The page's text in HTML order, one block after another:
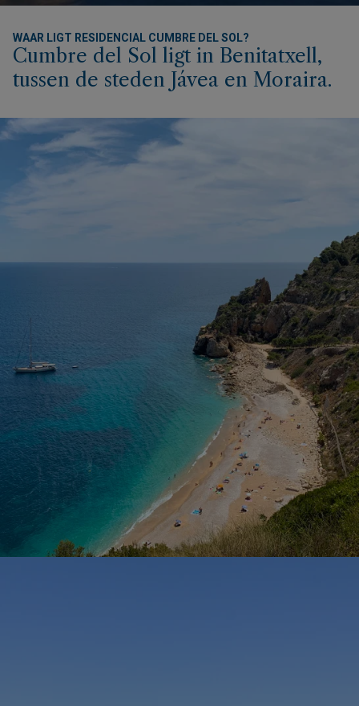
WAAR LIGT RESIDENCIAL CUMBRE DEL SOL?
Cumbre del Sol ligt in Benitatxell,
tussen de steden Jávea en Moraira.